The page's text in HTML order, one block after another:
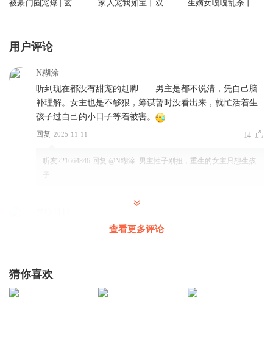
被豪门圈宠爆 | 玄学
家人宠我如宝丨双重
生嫡女嘎嘎乱杀丨重
用户评论
N糊涂
听到现在都没有甜宠的赶脚……男主是都不说清，凭自己脑
补理解。女主也是不够狠，筹谋暂时没看出来，就忙活着生
孩子过自己的小日子等着被害。
回复 2025-11-11 14
听友221664846 回复 @N糊涂: 男主性子别扭，重生的女主只想生孩
子
女主重生是来搞笑的
小爽_8o
世子就问你急不急，叫你端着
查看更多评论
猜你喜欢